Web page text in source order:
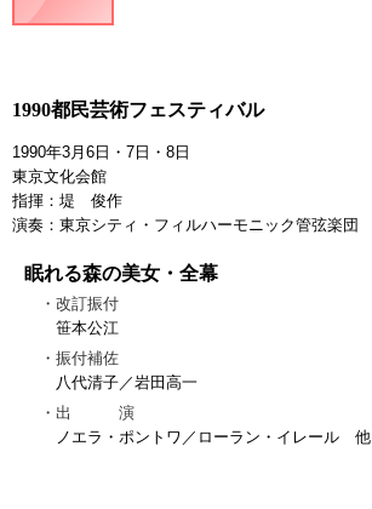
1990都民芸術フェスティバル
1990年3月6日・7日・8日
東京文化会館
指揮：堤 俊作
演奏：東京シティ・フィルハーモニック管弦楽団
眠れる森の美女・全幕
改訂振付
笹本公江
振付補佐
八代清子／岩田高一
出 演
ノエラ・ポントワ／ローラン・イレール 他